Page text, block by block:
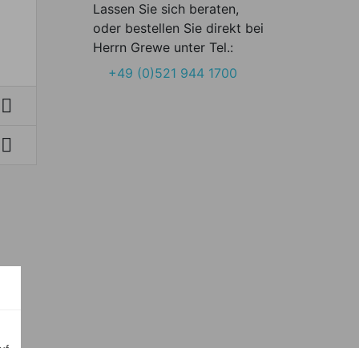


Lassen Sie sich beraten,
oder bestellen Sie direkt bei
Herrn Grewe unter Tel.:
+49 (0)521 944 1700